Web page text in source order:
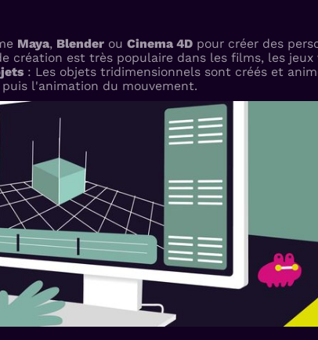
Maya, Blender ouCinema 4D pour créer des
création est très populaire dans les films, les
: Les objets tridimensionnels sont créés et
l'animation du mouvement.